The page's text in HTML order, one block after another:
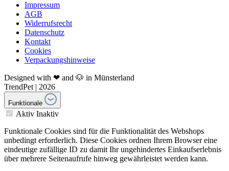
Impressum
AGB
Widerrufsrecht
Datenschutz
Kontakt
Cookies
Verpackungshinweise
Designed with ❤ and 🐶 in Münsterland
TrendPet | 2026
Funktionale
Aktiv Inaktiv
Funktionale Cookies sind für die Funktionalität des Webshops
unbedingt erforderlich. Diese Cookies ordnen Ihrem Browser eine
eindeutige zufällige ID zu damit Ihr ungehindertes Einkaufserlebnis
über mehrere Seitenaufrufe hinweg gewährleistet werden kann.